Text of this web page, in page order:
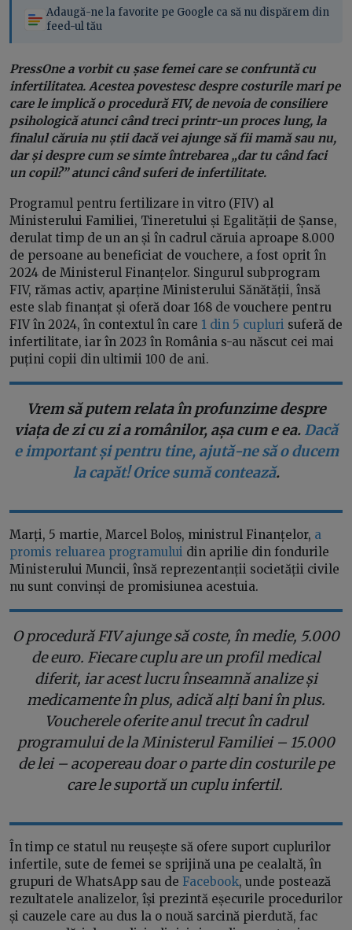
Adaugă-ne la favorite pe Google ca să nu dispărem din
feed-ul tău
PressOne a vorbit cu șase femei care se confruntă cu
infertilitatea. Acestea povestesc despre costurile mari pe
care le implică o procedură FIV, de nevoia de consiliere
psihologică atunci când treci printr-un proces lung, la
finalul căruia nu știi dacă vei ajunge să fii mamă sau nu,
dar și despre cum se simte întrebarea „dar tu când faci
un copil?” atunci când suferi de infertilitate.
Programul pentru fertilizare in vitro (FIV) al
Ministerului Familiei, Tineretului și Egalității de Șanse,
derulat timp de un an și în cadrul căruia aproape 8.000
de persoane au beneficiat de vouchere, a fost oprit în
2024 de Ministerul Finanțelor. Singurul subprogram
FIV, rămas activ, aparține Ministerului Sănătății, însă
este slab finanțat și oferă doar 168 de vouchere pentru
FIV în 2024, în contextul în care 1 din 5 cupluri suferă de
infertilitate, iar în 2023 în România s-au născut cei mai
puțini copii din ultimii 100 de ani.
Vrem să putem relata în profunzime despre
viața de zi cu zi a românilor, așa cum e ea. Dacă
e important și pentru tine, ajută-ne să o ducem
la capăt! Orice sumă contează.
Marți, 5 martie, Marcel Boloș, ministrul Finanțelor, a
promis reluarea programului din aprilie din fondurile
Ministerului Muncii, însă reprezentanții societății civile
nu sunt convinși de promisiunea acestuia.
O procedură FIV ajunge să coste, în medie, 5.000
de euro. Fiecare cuplu are un profil medical
diferit, iar acest lucru înseamnă analize și
medicamente în plus, adică alți bani în plus.
Voucherele oferite anul trecut în cadrul
programului de la Ministerul Familiei – 15.000
de lei – acopereau doar o parte din costurile pe
care le suportă un cuplu infertil.
În timp ce statul nu reușește să ofere suport cuplurilor
infertile, sute de femei se sprijină una pe cealaltă, în
grupuri de WhatsApp sau de Facebook, unde postează
rezultatele analizelor, își prezintă eșecurile procedurilor
și cauzele care au dus la o nouă sarcină pierdută, fac